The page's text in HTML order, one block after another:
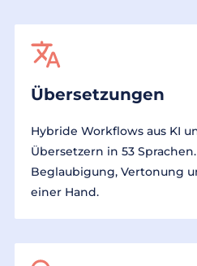
Übersetzungen
Hybride Workflows aus KI
Übersetzern in 53
Beglaubigung, Vertonung
einer Hand.